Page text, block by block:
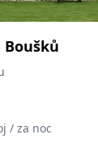
Boušků
/ za noc